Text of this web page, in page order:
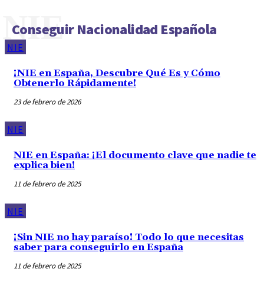
Conseguir Nacionalidad Española
NIE
NIE
¡NIE en España, Descubre Qué Es y Cómo
Obtenerlo Rápidamente!
23 de febrero de 2026
NIE
NIE en España: ¡El documento clave que nadie te
explica bien!
11 de febrero de 2025
NIE
¡Sin NIE no hay paraíso! Todo lo que necesitas
saber para conseguirlo en España
11 de febrero de 2025